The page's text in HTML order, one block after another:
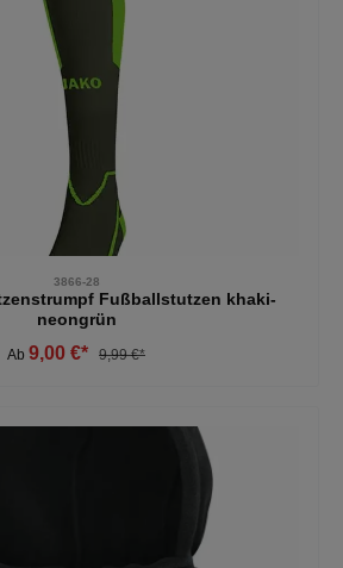
3866-28
Fußballstutzen khaki-
neongrün
Ab 9,00 €* 9,99 €*